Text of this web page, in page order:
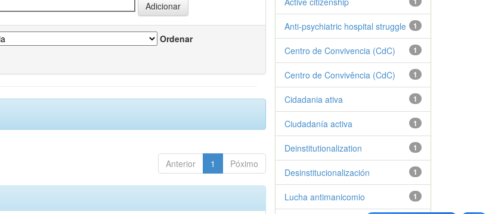
Ordenar
Anterior 1 Póximo
1
Anti-psychiatric hospital struggle
1
Centro de Convivencia (CdC)
1
Centro de Convivência (CdC)
1
Cidadania ativa
1
Ciudadanía activa
1
Deinstitutionalization
1
Desinstitucionalización
1
Lucha antimanicomio